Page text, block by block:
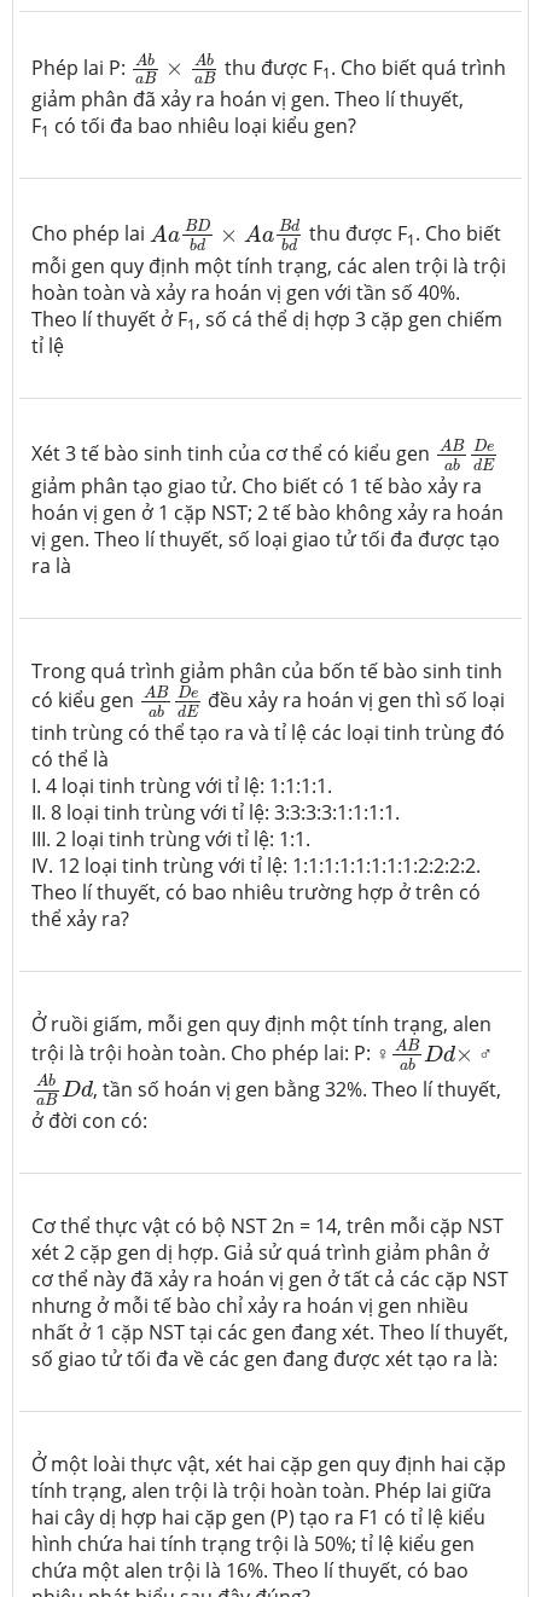
Phép lai P: Ab
aB × Ab
aB
Ab ×A a
thu được F1. Cho biết quá trình
giảm phân đã xảy ra hoán vị gen. Theo lí thuyết,
F1 có tối đa bao nhiêu loại kiểu gen?
Cho phép lai Aa BD
bd × Aa Bd
bd
A BDb A Bd b
thu được F1. Cho biết
mỗi gen quy định một tính trạng, các alen trội là trội
hoàn toàn và xảy ra hoán vị gen với tần số 40%.
Theo lí thuyết ở F1, số cá thể dị hợp 3 cặp gen chiếm
tỉ lệ
Xét 3 tế bào sinh tinh của cơ thể có kiểu gen AB
ab
De
dE
ABabD
giảm phân tạo giao tử. Cho biết có 1 tế bào xảy ra
hoán vị gen ở 1 cặp NST; 2 tế bào không xảy ra hoán
vị gen. Theo lí thuyết, số loại giao tử tối đa được tạo
ra là
Trong quá trình giảm phân của bốn tế bào sinh tinh
có kiểu gen
AB
ab
De
dE
ABabDedE
đều xảy ra hoán vị gen thì số loại
tinh trùng có thể tạo ra và tỉ lệ các loại tinh trùng đó
có thể là
I. 4 loại tinh trùng với tỉ lệ: 1:1:1:1.
II. 8 loại tinh trùng với tỉ lệ: 3:3:3:3:1:1:1:1.
III. 2 loại tinh trùng với tỉ lệ: 1:1.
IV. 12 loại tinh trùng với tỉ lệ: 1:1:1:1:1:1:1:1:2:2:2:2.
Theo lí thuyết, có bao nhiêu trường hợp ở trên có
thể xảy ra?
Ở ruồi giấm, mỗi gen quy định một tính trạng, alen
trội là trội hoàn toàn. Cho phép lai: P: ♀ AB
ab Dd×
ABabDd×
♂
Ab
aB Dd
Ab aB D d
, tần số hoán vị gen bằng 32%. Theo lí thuyết,
ở đời con có:
Cơ thể thực vật có bộ NST 2n = 14, trên mỗi cặp NST
xét 2 cặp gen dị hợp. Giả sử quá trình giảm phân ở
cơ thể này đã xảy ra hoán vị gen ở tất cả các cặp NST
nhưng ở mỗi tế bào chỉ xảy ra hoán vị gen nhiều
nhất ở 1 cặp NST tại các gen đang xét. Theo lí thuyết,
số giao tử tối đa về các gen đang được xét tạo ra là:
Ở một loài thực vật, xét hai cặp gen quy định hai cặp
tính trạng, alen trội là trội hoàn toàn. Phép lai giữa
hai cây dị hợp hai cặp gen (P) tạo ra F1 có tỉ lệ kiểu
hình chứa hai tính trạng trội là 50%; tỉ lệ kiểu gen
chứa một alen trội là 16%. Theo lí thuyết, có bao